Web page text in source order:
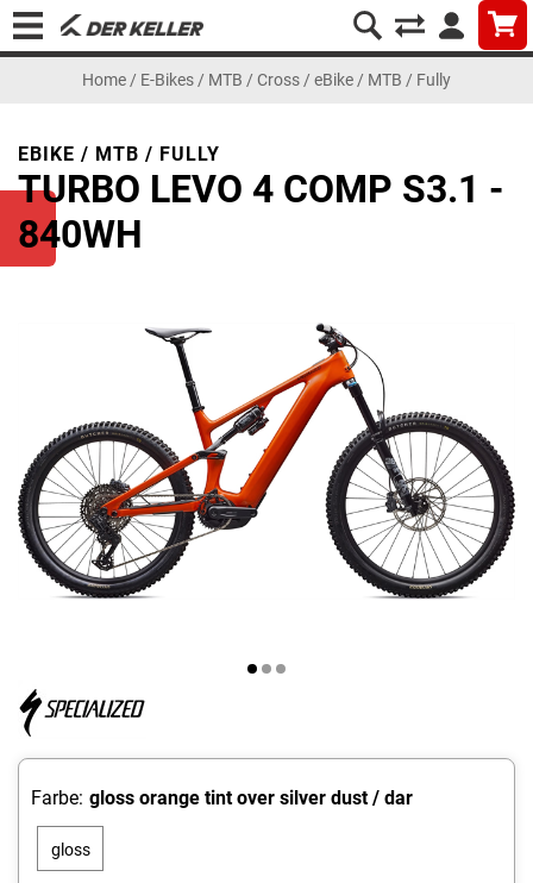
Home / E-Bikes / MTB / Cross / eBike / MTB / Fully
EBIKE / MTB / FULLY
TURBO LEVO 4 COMP S3.1 -
840WH
Farbe: gloss orange tint over silver dust / dar
gloss